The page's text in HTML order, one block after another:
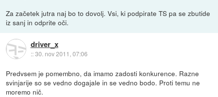
Za začetek jutra naj bo to dovolj. Vsi, ki podpirate TS pa se zbutide
iz sanj in odprite oči.
driver_x
::30. nov 2011, 07:06
Predvsem je pomembno, da imamo zadosti konkurence. Razne
svinjarije so se vedno dogajale in se vedno bodo. Proti temu ne
moremo nič.